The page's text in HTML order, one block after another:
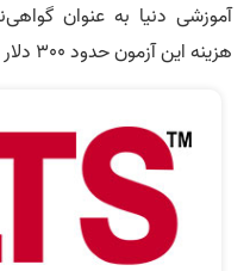
آموزشی دنیا به عنوان
هزینه این آزمون حدود 300 دلار است و تا دو سال اعتبار دارد.